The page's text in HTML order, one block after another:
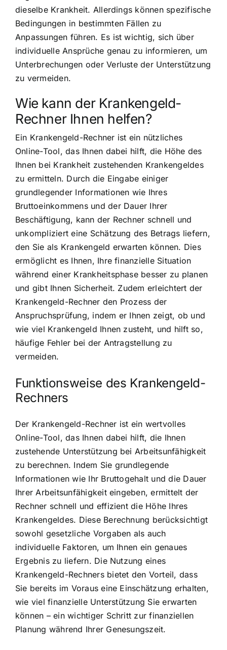
dieselbe Krankheit. Allerdings können spezifische
Bedingungen in bestimmten Fällen zu
Anpassungen führen. Es ist wichtig, sich über
individuelle Ansprüche genau zu informieren, um
Unterbrechungen oder Verluste der Unterstützung
zu vermeiden.
Wie kann der Krankengeld-
Rechner Ihnen helfen?
Ein Krankengeld-Rechner ist ein nützliches
Online-Tool, das Ihnen dabei hilft, die Höhe des
Ihnen bei Krankheit zustehenden Krankengeldes
zu ermitteln. Durch die Eingabe einiger
grundlegender Informationen wie Ihres
Bruttoeinkommens und der Dauer Ihrer
Beschäftigung, kann der Rechner schnell und
unkompliziert eine Schätzung des Betrags liefern,
den Sie als Krankengeld erwarten können. Dies
ermöglicht es Ihnen, Ihre finanzielle Situation
während einer Krankheitsphase besser zu planen
und gibt Ihnen Sicherheit. Zudem erleichtert der
Krankengeld-Rechner den Prozess der
Anspruchsprüfung, indem er Ihnen zeigt, ob und
wie viel Krankengeld Ihnen zusteht, und hilft so,
häufige Fehler bei der Antragstellung zu
vermeiden.
Funktionsweise des Krankengeld-
Rechners
Der Krankengeld-Rechner ist ein wertvolles
Online-Tool, das Ihnen dabei hilft, die Ihnen
zustehende Unterstützung bei Arbeitsunfähigkeit
zu berechnen. Indem Sie grundlegende
Informationen wie Ihr Bruttogehalt und die Dauer
Ihrer Arbeitsunfähigkeit eingeben, ermittelt der
Rechner schnell und effizient die Höhe Ihres
Krankengeldes. Diese Berechnung berücksichtigt
sowohl gesetzliche Vorgaben als auch
individuelle Faktoren, um Ihnen ein genaues
Ergebnis zu liefern. Die Nutzung eines
Krankengeld-Rechners bietet den Vorteil, dass
Sie bereits im Voraus eine Einschätzung erhalten,
wie viel finanzielle Unterstützung Sie erwarten
können – ein wichtiger Schritt zur finanziellen
Planung während Ihrer Genesungszeit.